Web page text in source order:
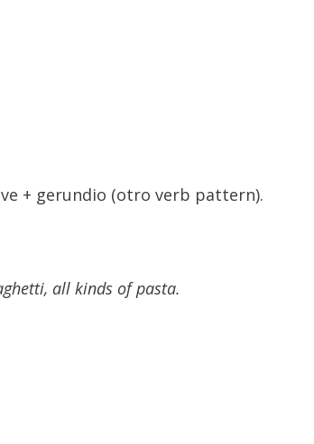
+ gerundio (otro verb pattern).
all kinds of pasta.